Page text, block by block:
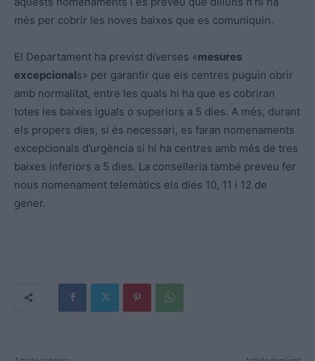
més per cobrir les noves baixes que es comuniquin.
El Departament ha previst diverses «mesures
excepcionals» per garantir que els centres puguin obrir
amb normalitat, entre les quals hi ha que es cobriran
totes les baixes iguals o superiors a 5 dies. A més, durant
els propers dies, si és necessari, es faran nomenaments
excepcionals d’urgència si hi ha centres amb més de tres
baixes inferiors a 5 dies. La conselleria també preveu fer
nous nomenament telemàtics els dies 10, 11 i 12 de
gener.